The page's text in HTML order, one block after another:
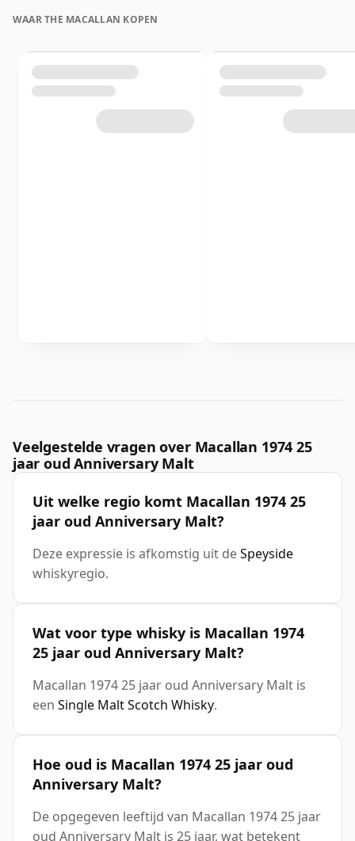
WAAR THE MACALLAN KOPEN
Veelgestelde vragen over Macallan 1974 25
jaar oud Anniversary Malt
Uit welke regio komt Macallan 1974 25
jaar oud Anniversary Malt?
Deze expressie is afkomstig uit deSpeyside
whiskyregio.
Wat voor type whisky is Macallan 1974
25 jaar oud Anniversary Malt?
Macallan 1974 25 jaar oud Anniversary Malt is
een Single Malt Scotch Whisky.
Hoe oud is Macallan 1974 25 jaar oud
Anniversary Malt?
De opgegeven leeftijd van Macallan 1974 25 jaar
oud Anniversary Malt is 25 jaar, wat betekent